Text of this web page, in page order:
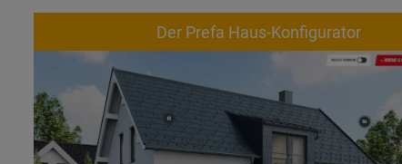
Der Prefa Haus-Konfigurator